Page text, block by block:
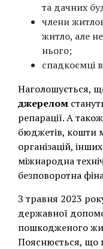
та дачних
члени
житло, але
нього;
спадкоємці
Наголошується,
джерелом
репарації. А
бюджетів, кошти
організацій,
міжнародна
безповоротна
З травня 2023
державної
пошкодженого
Пояснюється, що